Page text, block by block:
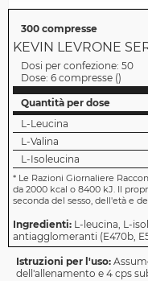
300 compresse
KEVIN LEVRONE
Dosi per confezione: 50
Dose: 6 compresse ()
Quantità per dose
L-Leucina
L-Valina
L-Isoleucina
* Le Razioni Giornaliere
da 2000 kcal o 8400 kJ. Il
seconda del sesso, dell'età e
Ingredienti: L-leucina, L-
antiagglomeranti (E470b,
Istruzioni per l'uso:
dell'allenamento e 4 cps